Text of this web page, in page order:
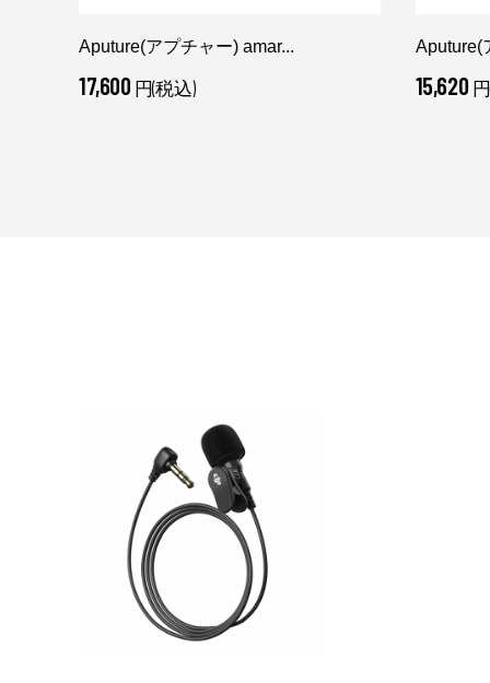
Aputure(アプチャー) amar...
17,600 円(税込)
Aputure(
15,620